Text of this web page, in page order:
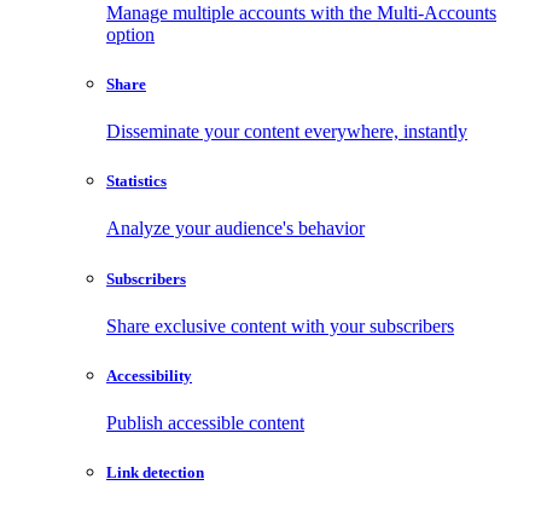
Manage multiple accounts with the Multi-Accounts
option
Share
Disseminate your content everywhere, instantly
Statistics
Analyze your audience's behavior
Subscribers
Share exclusive content with your subscribers
Accessibility
Publish accessible content
Link detection